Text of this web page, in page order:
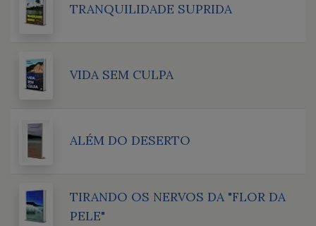
TRANQUILIDADE SUPRIDA
VIDA SEM CULPA
ALÉM DO DESERTO
TIRANDO OS NERVOS DA "FLOR DA
PELE"